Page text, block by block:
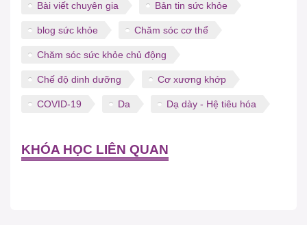
Bài viết chuyên gia Bản tin sức khỏe
blog sức khỏe Chăm sóc cơ thể
Chăm sóc sức khỏe chủ động
Chế độ dinh dưỡng Cơ xương khớp
COVID-19 Da Dạ dày - Hệ tiêu hóa
KHÓA HỌC LIÊN QUAN